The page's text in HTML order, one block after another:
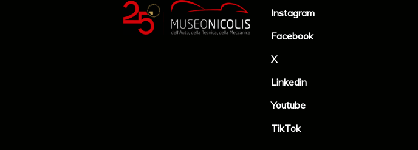
Instagram
Facebook
X
Linkedin
Youtube
TikTok